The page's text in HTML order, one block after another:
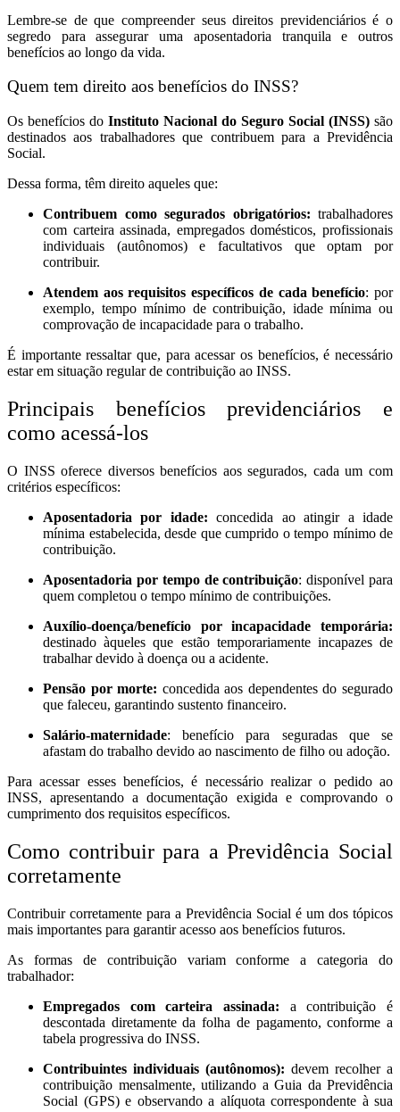
Lembre-se de que compreender seus direitos previdenciários é o
segredo para assegurar uma aposentadoria tranquila e outros
benefícios ao longo da vida.
Quem tem direito aos benefícios do INSS?
Os benefícios do Instituto Nacional do Seguro Social (INSS) são
destinados aos trabalhadores que contribuem para a Previdência
Social.
Dessa forma, têm direito aqueles que:
Contribuem como segurados obrigatórios: trabalhadores
com carteira assinada, empregados domésticos, profissionais
individuais (autônomos) e facultativos que optam por
contribuir.
Atendem aos requisitos específicos de cada benefício: por
exemplo, tempo mínimo de contribuição, idade mínima ou
comprovação de incapacidade para o trabalho.
É importante ressaltar que, para acessar os benefícios, é necessário
estar em situação regular de contribuição ao INSS.
Principais benefícios previdenciários e
como acessá-los
O INSS oferece diversos benefícios aos segurados, cada um com
critérios específicos:
Aposentadoria por idade:concedida ao atingir a idade
mínima estabelecida, desde que cumprido o tempo mínimo de
contribuição.
Aposentadoria por tempo de contribuição: disponível para
quem completou o tempo mínimo de contribuições.
Auxílio-doença/benefício por incapacidade temporária:
destinado àqueles que estão temporariamente incapazes de
trabalhar devido à doença ou a acidente.
Pensão por morte: concedida aos dependentes do segurado
que faleceu, garantindo sustento financeiro.
Salário-maternidade: benefício para seguradas que se
afastam do trabalho devido ao nascimento de filho ou adoção.
Para acessar esses benefícios, é necessário realizar o pedido ao
INSS, apresentando a documentação exigida e comprovando o
cumprimento dos requisitos específicos.
Como contribuir para a Previdência Social
corretamente
Contribuir corretamente para a Previdência Social é um dos tópicos
mais importantes para garantir acesso aos benefícios futuros.
As formas de contribuição variam conforme a categoria do
trabalhador:
Empregados com carteira assinada: a contribuição é
descontada diretamente da folha de pagamento, conforme a
tabela progressiva do INSS.
Contribuintes individuais (autônomos): devem recolher a
contribuição mensalmente, utilizando a Guia da Previdência
Social (GPS) e observando a alíquota correspondente à sua